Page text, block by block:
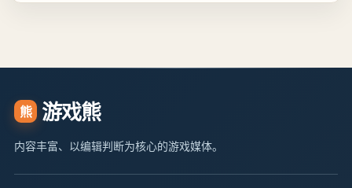
熊 游戏熊
内容丰富、以编辑判断为核心的游戏媒体。